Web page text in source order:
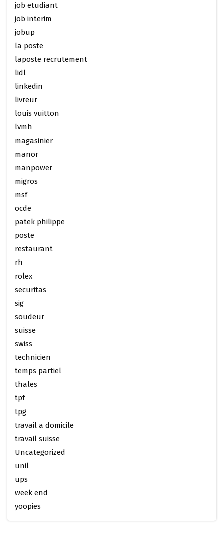
job etudiant
job interim
jobup
la poste
laposte recrutement
lidl
linkedin
livreur
louis vuitton
lvmh
magasinier
manor
manpower
migros
msf
ocde
patek philippe
poste
restaurant
rh
rolex
securitas
sig
soudeur
suisse
swiss
technicien
temps partiel
thales
tpf
tpg
travail a domicile
travail suisse
Uncategorized
unil
ups
week end
yoopies